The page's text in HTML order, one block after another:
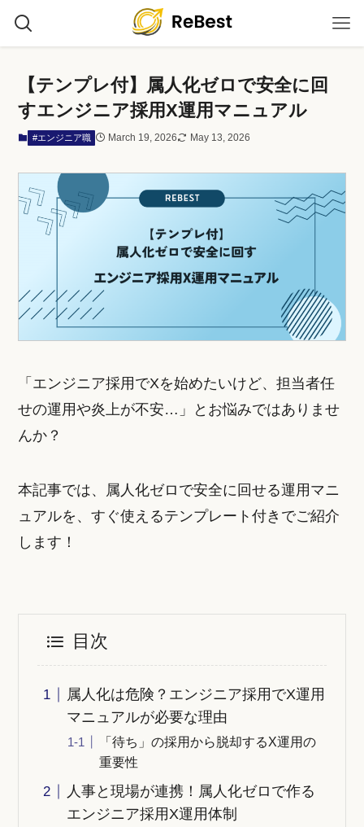
【テンプレ付】属人化ゼロで安全に回
すエンジニア採用X運用マニュアル
#エンジニア職 March 19, 2026 May 13, 2026
「エンジニア採用でXを始めたいけど、担当者任
せの運用や炎上が不安…」とお悩みではありませ
んか？
本記事では、属人化ゼロで安全に回せる運用マニ
ュアルを、すぐ使えるテンプレート付きでご紹介
します！
目次
属人化は危険？エンジニア採用でX運用
マニュアルが必要な理由
「待ち」の採用から脱却するX運用の
重要性
人事と現場が連携！属人化ゼロで作る
エンジニア採用X運用体制